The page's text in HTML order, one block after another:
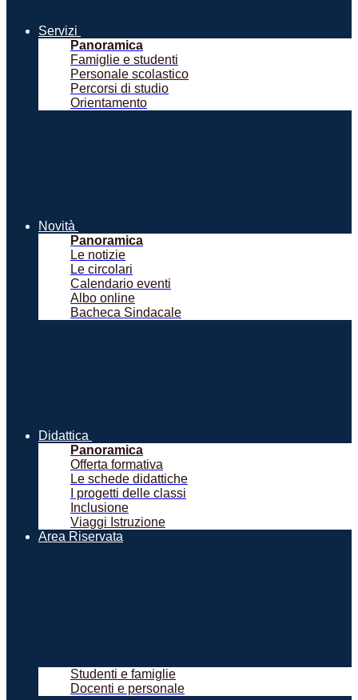
Servizi
Panoramica
Famiglie e studenti
Personale scolastico
Percorsi di studio
Orientamento
Novità
Panoramica
Le notizie
Le circolari
Calendario eventi
Albo online
Bacheca Sindacale
Didattica
Panoramica
Offerta formativa
Le schede didattiche
I progetti delle classi
Inclusione
Viaggi Istruzione
Area Riservata
Studenti e famiglie
Docenti e personale